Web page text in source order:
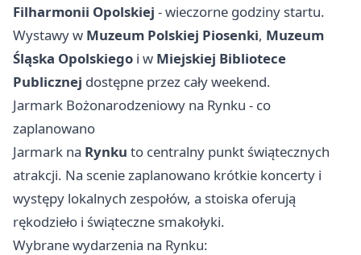
Filharmonii Opolskiej - wieczorne godziny startu.
Wystawy w Muzeum Polskiej Piosenki, Muzeum
Śląska Opolskiego i w Miejskiej Bibliotece
Publicznej dostępne przez cały weekend.
Jarmark Bożonarodzeniowy na Rynku - co
zaplanowano
Jarmark na Rynku to centralny punkt świątecznych
atrakcji. Na scenie zaplanowano krótkie koncerty i
występy lokalnych zespołów, a stoiska oferują
rękodzieło i świąteczne smakołyki.
Wybrane wydarzenia na Rynku: